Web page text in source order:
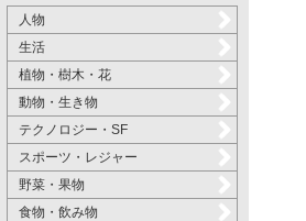
人物
生活
植物・樹木・花
動物・生き物
テクノロジー・SF
スポーツ・レジャー
野菜・果物
食物・飲み物